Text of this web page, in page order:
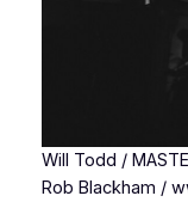
Will Todd /
Rob Blackham /